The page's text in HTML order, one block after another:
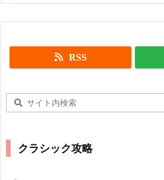
RSS
クラシック攻略